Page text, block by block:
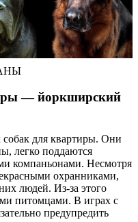
— йоркширский
для квартиры. Они
легко поддаются
компаньонами. Несмотря
охранниками,
людей. Из-за этого
питомцами. В играх с
предупредить